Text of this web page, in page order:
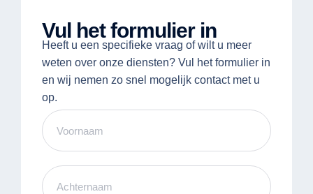
Vul het formulier in
Heeft u een specifieke vraag of wilt u meer
weten over onze diensten? Vul het formulier in
en wij nemen zo snel mogelijk contact met u
op.